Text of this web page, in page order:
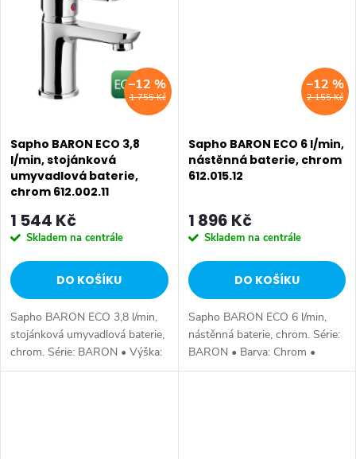
kartuše:...
1 755 Kč
–12 %
Sapho BARON ECO 3,8
l/min, stojánková
umyvadlová baterie,
chrom 612.002.11
1 544 Kč
Skladem na centrále
DO KOŠÍKU
Sapho BARON ECO 3,8 l/min,
stojánková umyvadlová baterie,
chrom. Série: BARON • Výška:
125 mm • Hloubka: 136 mm •
2 155 Kč
–12 %
Sapho BARON ECO 6 l/min,
nástěnná baterie, chrom
612.015.12
1 896 Kč
Skladem na centrále
DO KOŠÍKU
Sapho BARON ECO 6 l/min,
nástěnná baterie, chrom. Série:
BARON • Barva: Chrom •
Materiál: Mosaz • Tvar: Kruhové